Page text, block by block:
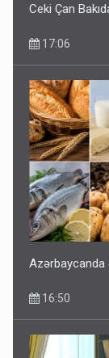
Ceki Çan
17:06
Azərbaycanda
16:50